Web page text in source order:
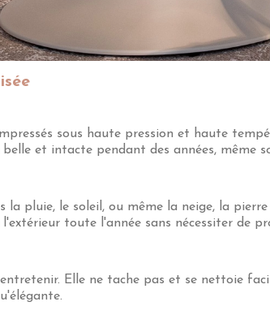
sous haute pression et haute
et intacte pendant des années, même
pluie, le soleil, ou même la neige, la
toute l'année sans nécessiter de
Elle ne tache pas et se nettoie